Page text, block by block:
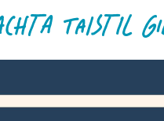
TAISTIL